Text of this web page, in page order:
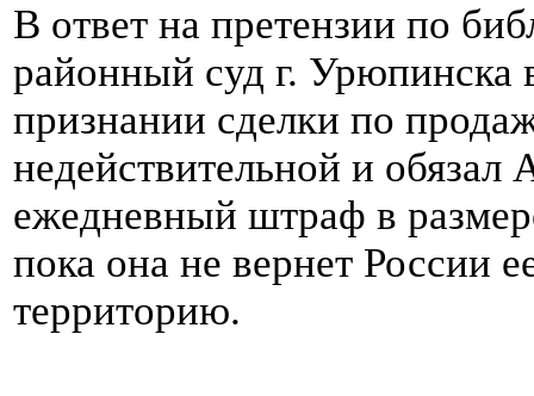
В ответ на претензии по
районный суд г. Урюпинска
признании сделки по
недействительной и обязал
ежедневный штраф в
пока она не вернет России
территорию.